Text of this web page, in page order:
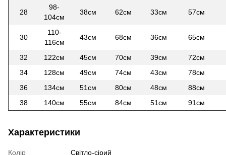
28
98-
104см
38см 62см 33см 57см
30
110-
116см
43см 68см 36см 65см
32 122см 45см 70см 39см
72см
34
128см 49см 74см 43см
78см
36
134см 51см 80см 48см
88см
38
140см 55см 84см 51см 91см
Характеристики
Колір Світло-сірий